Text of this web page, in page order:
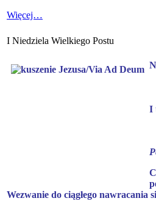
Więcej…
I Niedziela Wielkiego Postu
I
Wezwanie do ciągłego